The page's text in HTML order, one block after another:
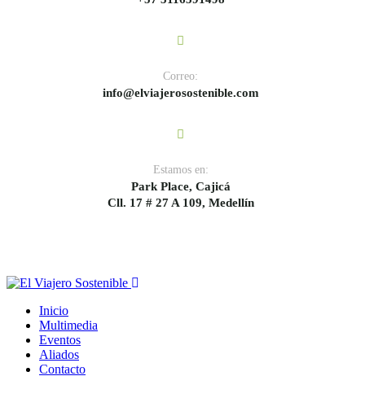
Correo:
info@elviajerosostenible.com
Estamos en:
Park Place, Cajicá
Cll. 17 # 27 A 109, Medellín
Inicio
Multimedia
Eventos
Aliados
Contacto